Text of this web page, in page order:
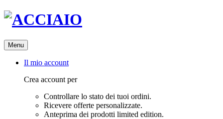
Menu
Il mio account
Crea account per
Controllare lo stato dei tuoi ordini.
Ricevere offerte personalizzate.
Anteprima dei prodotti limited edition.